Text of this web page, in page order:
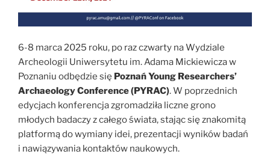
6-8 marca 2025 roku, po raz czwarty na Wydziale
Archeologii Uniwersytetu im. Adama Mickiewicza w
Poznaniu odbędzie się Poznań Young Researchers’
Archaeology Conference (PYRAC). W poprzednich
edycjach konferencja zgromadziła liczne grono
młodych badaczy z całego świata, stając się znakomitą
platformą do wymiany idei, prezentacji wyników badań
i nawiązywania kontaktów naukowych.